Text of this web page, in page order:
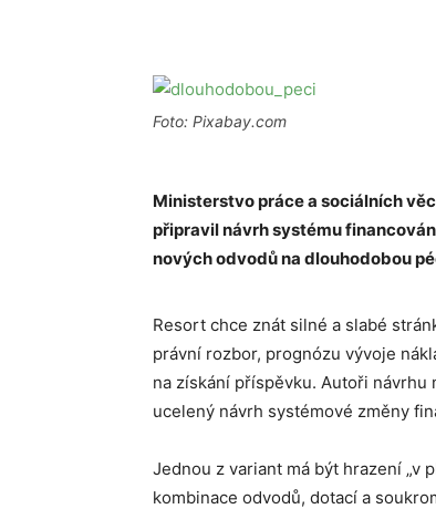
Foto: Pixabay.com
Ministerstvo práce a sociálních
připravil návrh systému
nových odvodů na dlouhodobou
Resort chce znát silné a slabé
právní rozbor, prognózu vývoje
na získání příspěvku. Autoři
ucelený návrh systémové změny
Jednou z variant má být hrazení „v
kombinace odvodů, dotací a